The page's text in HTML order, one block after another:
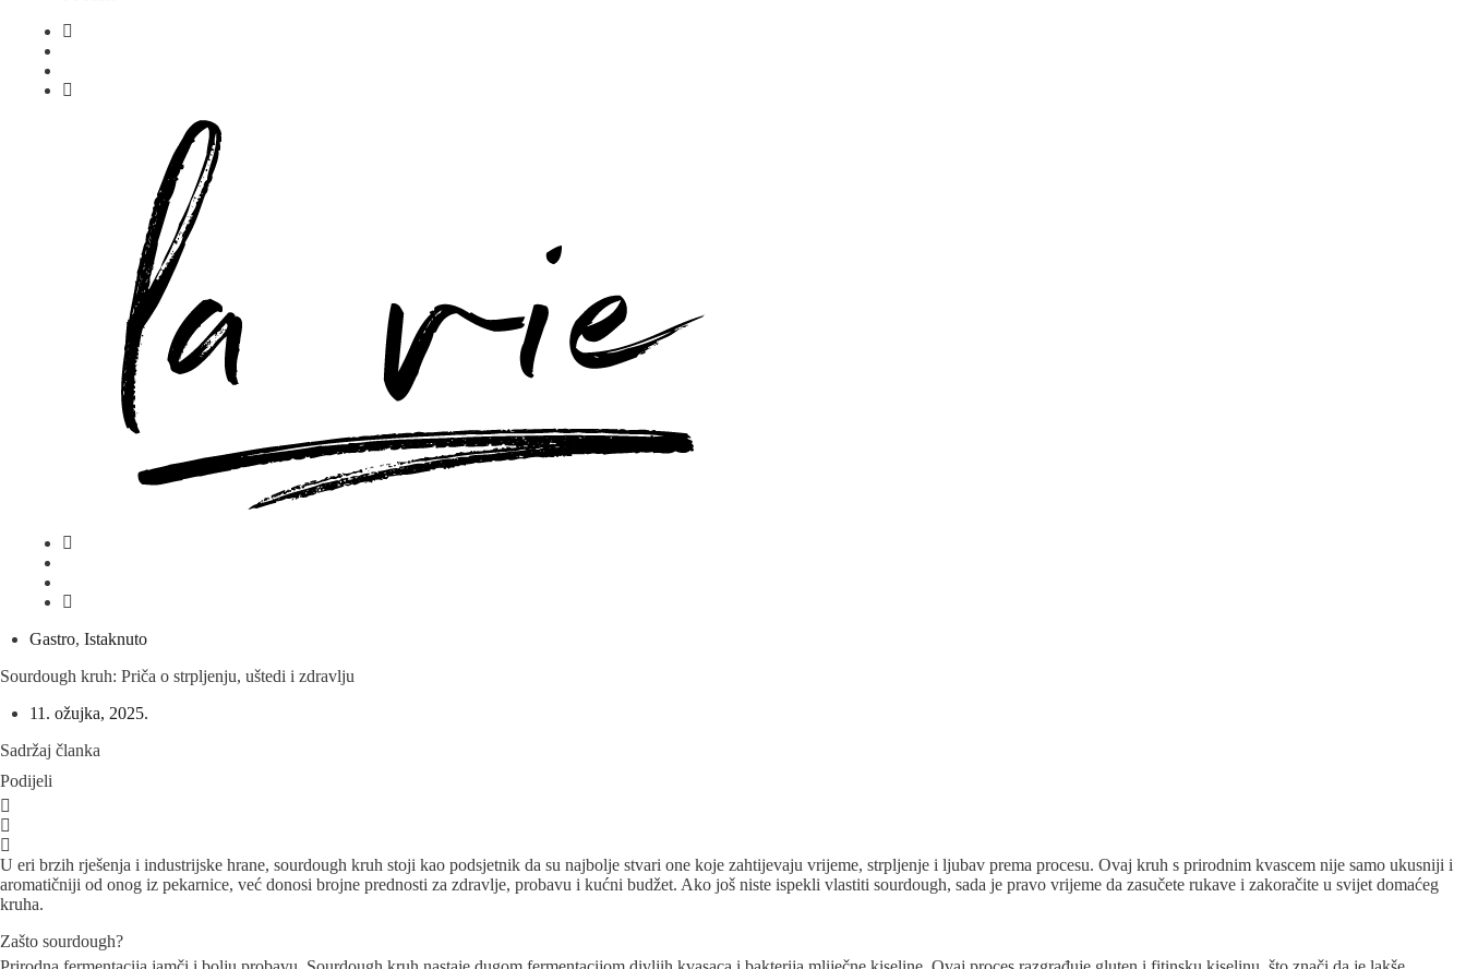
Gastro,Istaknuto
Sourdough kruh: Priča o strpljenju, uštedi i zdravlju
11. ožujka, 2025.
Sadržaj članka
Podijeli
U eri brzih rješenja i industrijske hrane, sourdough kruh stoji kao podsjetnik da su najbolje stvari one koje zahtijevaju vrijeme, strpljenje i ljubav prema procesu. Ovaj kruh s prirodnim kvascem nije samo ukusniji i
aromatičniji od onog iz pekarnice, već donosi brojne prednosti za zdravlje, probavu i kućni budžet. Ako još niste ispekli vlastiti sourdough, sada je pravo vrijeme da zasučete rukave i zakoračite u svijet domaćeg
kruha.
Zašto sourdough?